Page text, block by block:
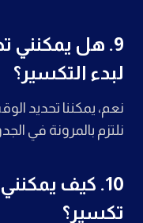
9. هل يمكنني
لبدء التكسير؟
نعم، يمكننا تحديد
نلتزم بالمرونة في
10. كيف
تكسير؟